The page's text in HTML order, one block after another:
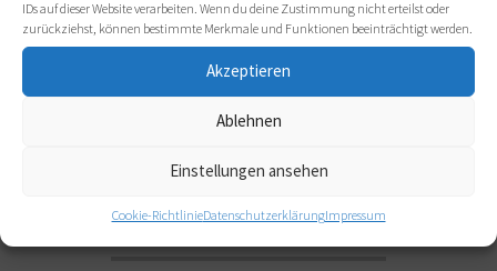
IDs auf dieser Website verarbeiten. Wenn du deine Zustimmung nicht erteilst oder
zurückziehst, können bestimmte Merkmale und Funktionen beeinträchtigt werden.
Akzeptieren
Ablehnen
Einstellungen ansehen
Cookie-RichtlinieDatenschutzerklärungImpressum
Dabei ist für mich eine achtsame, herzliche,
authentische und ermutigende Begleitung
BRANCHEN,
ANWENDUNGSFORMEN